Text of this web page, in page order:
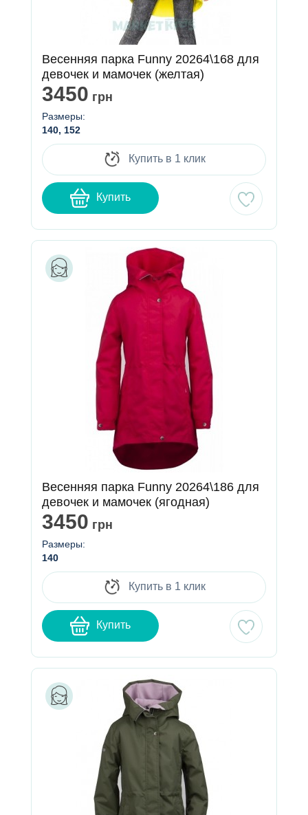
Весенняя парка Funny 20264\168 для
девочек и мамочек (желтая)
3450 грн
Размеры:
140, 152
Купить в 1 клик
Купить
Весенняя парка Funny 20264\186 для
девочек и мамочек (ягодная)
3450 грн
Размеры:
140
Купить в 1 клик
Купить